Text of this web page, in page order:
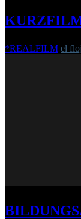
*REALFILM el